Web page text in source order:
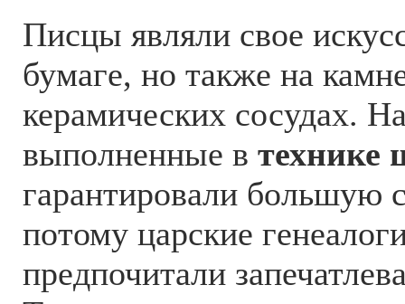
Писцы являли свое
бумаге, но также на
керамических сосудах.
выполненные в технике
гарантировали большую
потому царские
предпочитали